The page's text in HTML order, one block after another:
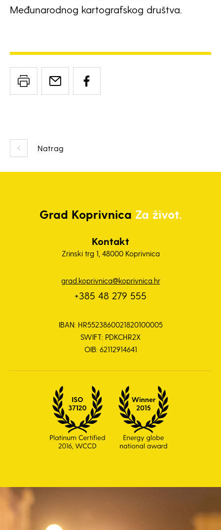
Natrag
Međunarodnog kartografskog društva.
Grad Koprivnica Za život.
Kontakt
Zrinski trg 1, 48000 Koprivnica
grad.koprivnica@koprivnica.hr
+385 48 279 555
IBAN: HR5523860021820100005
SWIFT: PDKCHR2X
OIB: 62112914641